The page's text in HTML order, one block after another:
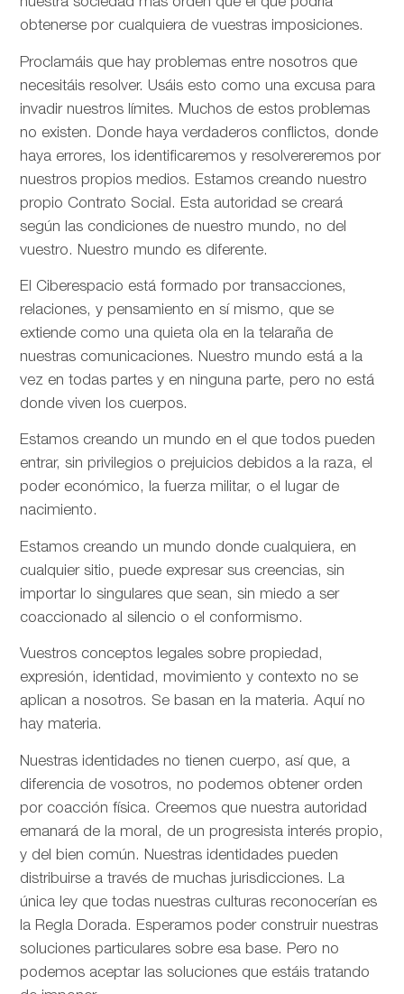
nuestra sociedad más orden que el que podría
obtenerse por cualquiera de vuestras imposiciones.
Proclamáis que hay problemas entre nosotros que
necesitáis resolver. Usáis esto como una excusa para
invadir nuestros límites. Muchos de estos problemas
no existen. Donde haya verdaderos conflictos, donde
haya errores, los identificaremos y resolvereremos por
nuestros propios medios. Estamos creando nuestro
propio Contrato Social. Esta autoridad se creará
según las condiciones de nuestro mundo, no del
vuestro. Nuestro mundo es diferente.
El Ciberespacio está formado por transacciones,
relaciones, y pensamiento en sí mismo, que se
extiende como una quieta ola en la telaraña de
nuestras comunicaciones. Nuestro mundo está a la
vez en todas partes y en ninguna parte, pero no está
donde viven los cuerpos.
Estamos creando un mundo en el que todos pueden
entrar, sin privilegios o prejuicios debidos a la raza, el
poder económico, la fuerza militar, o el lugar de
nacimiento.
Estamos creando un mundo donde cualquiera, en
cualquier sitio, puede expresar sus creencias, sin
importar lo singulares que sean, sin miedo a ser
coaccionado al silencio o el conformismo.
Vuestros conceptos legales sobre propiedad,
expresión, identidad, movimiento y contexto no se
aplican a nosotros. Se basan en la materia. Aquí no
hay materia.
Nuestras identidades no tienen cuerpo, así que, a
diferencia de vosotros, no podemos obtener orden
por coacción física. Creemos que nuestra autoridad
emanará de la moral, de un progresista interés propio,
y del bien común. Nuestras identidades pueden
distribuirse a través de muchas jurisdicciones. La
única ley que todas nuestras culturas reconocerían es
la Regla Dorada. Esperamos poder construir nuestras
soluciones particulares sobre esa base. Pero no
podemos aceptar las soluciones que estáis tratando